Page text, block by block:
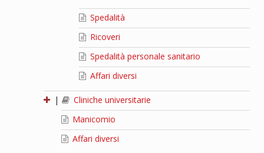
Spedalità
Ricoveri
Spedalità personale sanitario
Affari diversi
|
Cliniche universitarie
Manicomio
Affari diversi